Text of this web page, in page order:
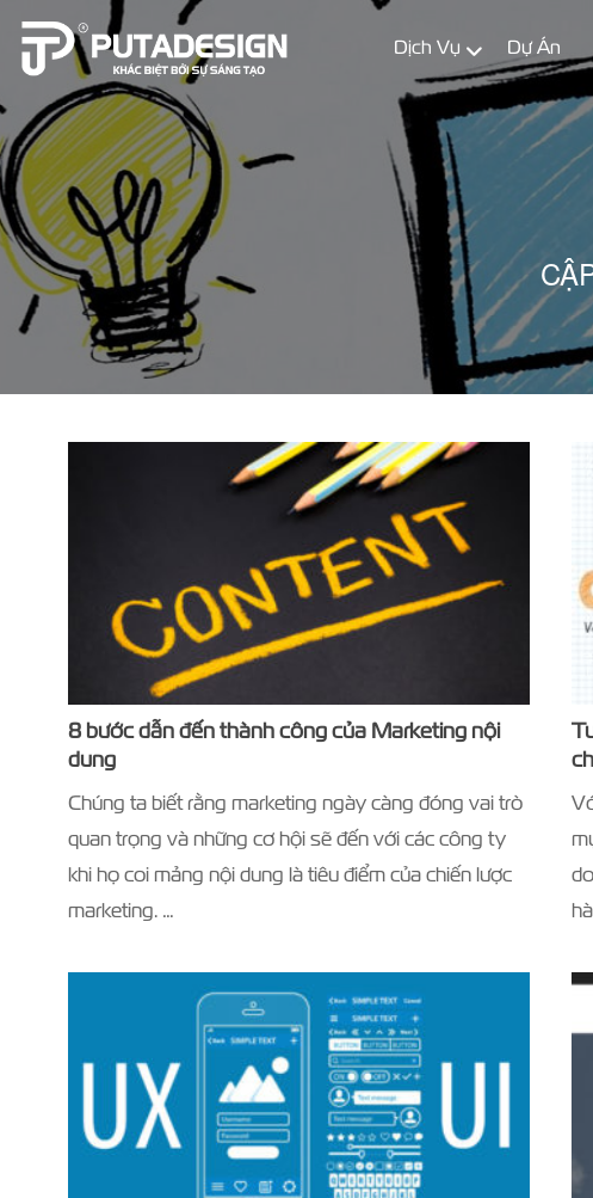
Dịch Vụ Dự Án
8 bước dẫn đến thành công của Marketing nội
dung
Chúng ta biết rằng marketing ngày càng đóng vai trò
quan trọng và những cơ hội sẽ đến với các công ty
khi họ coi mảng nội dung là tiêu điểm của chiến lược
marketing. …